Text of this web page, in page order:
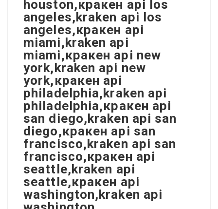
houston,кракен api los
angeles,kraken api los
angeles,кракен api
miami,kraken api
miami,кракен api new
york,kraken api new
york,кракен api
philadelphia,kraken api
philadelphia,кракен api
san diego,kraken api san
diego,кракен api san
francisco,kraken api san
francisco,кракен api
seattle,kraken api
seattle,кракен api
washington,kraken api